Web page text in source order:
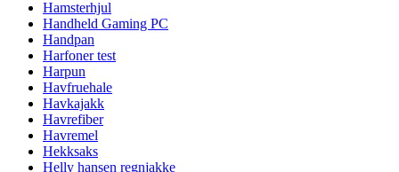
Hamsterhjul
Handheld Gaming PC
Handpan
Harfoner test
Harpun
Havfruehale
Havkajakk
Havrefiber
Havremel
Hekksaks
Helly hansen regnjakke